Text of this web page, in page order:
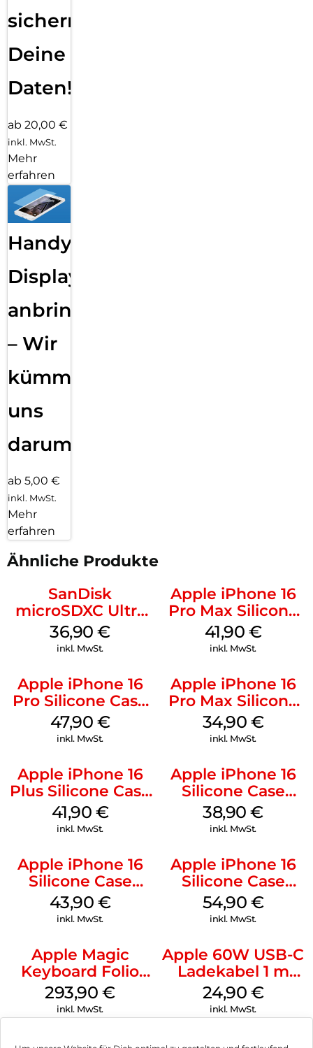
sichern
Deine
Daten!
ab 20,00 €
inkl. MwSt.
Mehr
erfahren
Handy
Displayfolie
anbringen
– Wir
kümmern
uns
darum!
ab 5,00 €
inkl. MwSt.
Mehr
erfahren
Ähnliche Produkte
SanDisk
microSDXC Ultra
128 GB + Adapter
Mobile
36,90€
inkl. MwSt.
Apple iPhone 16
Pro Max Silicone
Case MagSafe
Ultramarine
41,90 €
inkl. MwSt.
Apple iPhone 16
Pro Silicone Case
MagSafe Denim
47,90 €
inkl. MwSt.
Apple iPhone 16
Pro Max Silicone
Case MagSafe
Denim
34,90 €
inkl. MwSt.
Apple iPhone 16
Plus Silicone Case
MagSafe Stone
Gray
41,90 €
inkl. MwSt.
Apple iPhone 16
Silicone Case
MagSafe
Ultramarine
38,90€
inkl. MwSt.
Apple iPhone 16
Silicone Case
MagSafe Plum
43,90 €
inkl. MwSt.
Apple iPhone 16
Silicone Case
MagSafe Lake
Green
54,90 €
inkl. MwSt.
Apple Magic
Keyboard Folio
iPad 10.9″ (10.Gen.)
Weiß
293,90€
inkl. MwSt.
Apple 60W USB-C
Ladekabel 1 m
Weiß
24,90 €
inkl. MwSt.